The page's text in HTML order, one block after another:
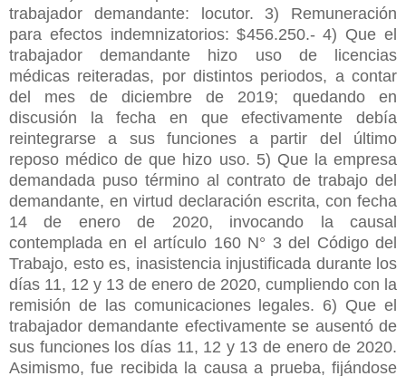
trabajador demandante: locutor. 3) Remuneración
para efectos indemnizatorios: $456.250.- 4) Que el
trabajador demandante hizo uso de licencias
médicas reiteradas, por distintos periodos, a contar
del mes de diciembre de 2019; quedando en
discusión la fecha en que efectivamente debía
reintegrarse a sus funciones a partir del último
reposo médico de que hizo uso. 5) Que la empresa
demandada puso término al contrato de trabajo del
demandante, en virtud declaración escrita, con fecha
14 de enero de 2020, invocando la causal
contemplada en el artículo 160 N° 3 del Código del
Trabajo, esto es, inasistencia injustificada durante los
días 11, 12 y 13 de enero de 2020, cumpliendo con la
remisión de las comunicaciones legales. 6) Que el
trabajador demandante efectivamente se ausentó de
sus funciones los días 11, 12 y 13 de enero de 2020.
Asimismo, fue recibida la causa a prueba, fijándose